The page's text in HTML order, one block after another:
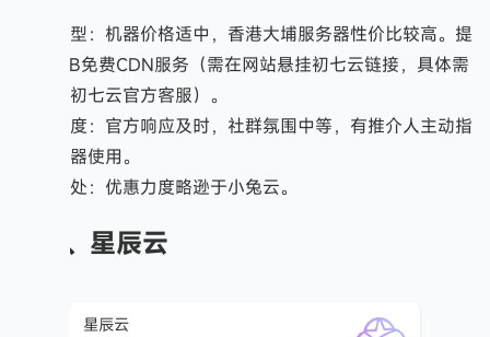
产品类型：机器价格适中，香港大埔服务器性价比较高。提
供30GB免费CDN服务（需在网站悬挂初七云链接，具体需
要咨询初七云官方客服）。
服务态度：官方响应及时，社群氛围中等，有推介人主动指
导服务器使用。
不足之处：优惠力度略逊于小兔云。
三、星辰云
星辰云